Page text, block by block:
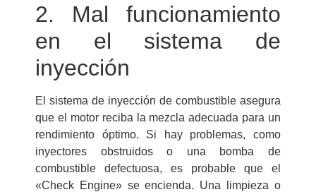
2. Mal funcionamiento
en el sistema de
inyección
El sistema de inyección de combustible asegura
que el motor reciba la mezcla adecuada para un
rendimiento óptimo. Si hay problemas, como
inyectores obstruidos o una bomba de
combustible defectuosa, es probable que el
«Check Engine» se encienda. Una limpieza o